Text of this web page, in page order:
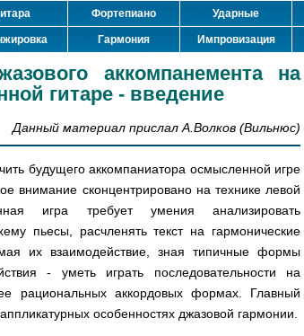
Фортепиано Ударные
Гармония Импровизация
аккомпанемента на
гитаре - введение
Данный материал прислал А.Волков (Вильнюс)
будущего аккомпаниатора осмысленной игре
внимание сконцентрировано на технике левой
игра требует умения анализировать
пьесы, расчленять текст на гармонические
их взаимодействие, зная типичные формы
- уметь играть последовательности на
рациональных аккордовых формах. Главный
особенностях джазовой гармонии.